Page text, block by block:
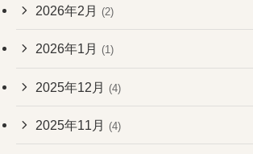
2026年2月 (2)
2026年1月 (1)
2025年12月 (4)
2025年11月 (4)